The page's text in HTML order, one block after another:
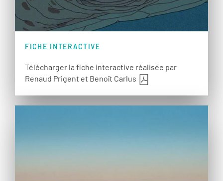
FICHE INTERACTIVE
Télécharger la fiche interactive réalisée par
Renaud Prigent et Benoît Carlus